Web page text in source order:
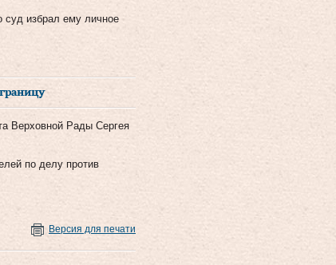
суд избрал ему личное
Верховной Рады Сергея
по делу против
Версия для печати